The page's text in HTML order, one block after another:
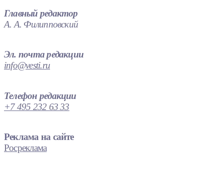
Главный редактор
А. А. Филипповский
Эл. почта редакции
info@vesti.ru
Телефон редакции
+7 495 232 63 33
Реклама на сайте
Росреклама